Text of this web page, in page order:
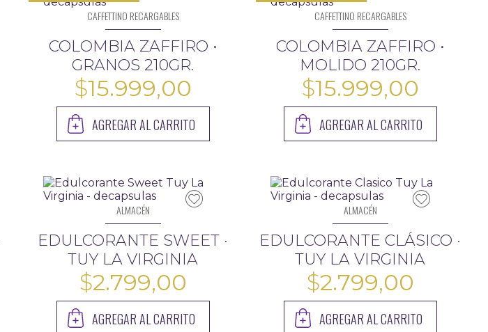
CAFFETTINO RECARGABLES
COLOMBIA ZAFFIRO •
GRANOS 210GR.
$15.999,00
AGREGAR AL CARRITO
CAFFETTINO RECARGABLES
COLOMBIA ZAFFIRO •
MOLIDO 210GR.
$15.999,00
AGREGAR AL CARRITO
ALMACÉN
EDULCORANTE SWEET ·
TUY LA VIRGINIA
$2.799,00
AGREGAR AL CARRITO
ALMACÉN
EDULCORANTE CLÁSICO ·
TUY LA VIRGINIA
$2.799,00
AGREGAR AL CARRITO